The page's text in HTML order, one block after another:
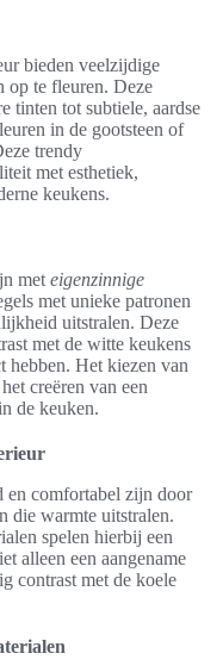
bieden veelzijdige
op te fleuren. Deze
tinten tot subtiele, aardse
in de gootsteen of
trendy
met esthetiek,
keukens.
met eigenzinnige
met unieke patronen
uitstralen. Deze
met de witte keukens
hebben. Het kiezen van
creëren van een
de keuken.
en comfortabel zijn door
die warmte uitstralen.
spelen hierbij een
alleen een aangename
contrast met de koele